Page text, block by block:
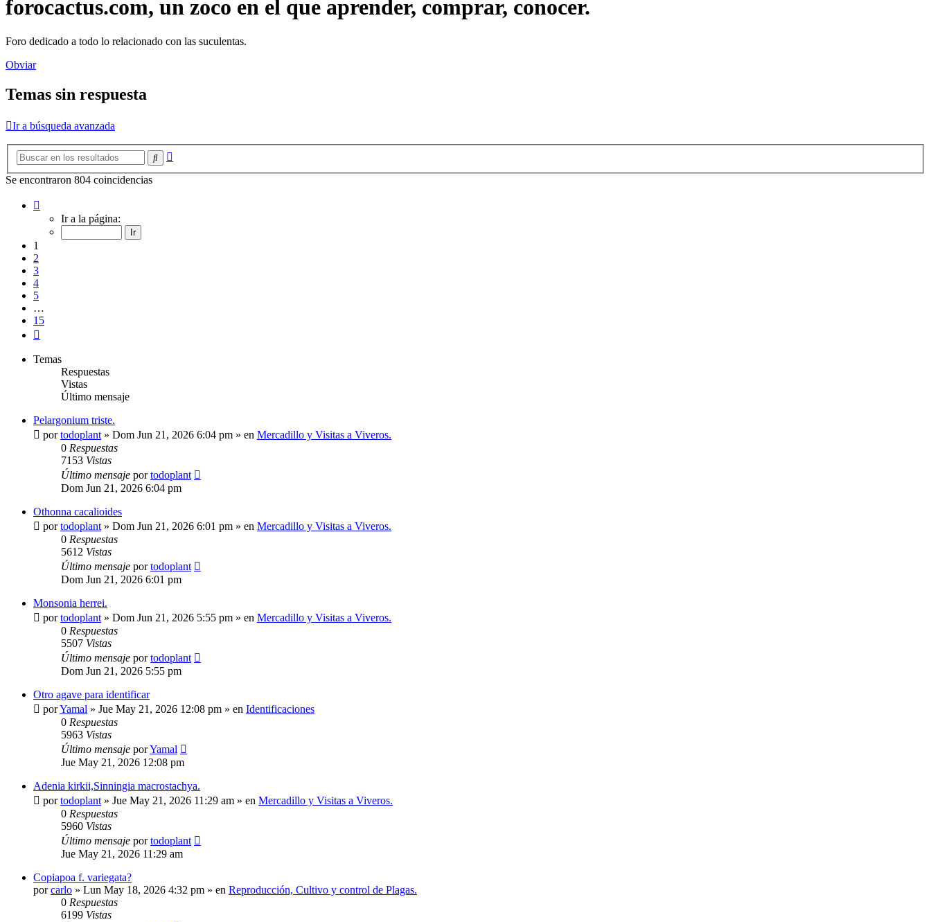
forocactus.com, un zoco en el que aprender, comprar, conocer.
Foro dedicado a todo lo relacionado con las suculentas.
Obviar
Temas sin respuesta
Ir a búsqueda avanzada
Buscar
Se encontraron 804 coincidencias
Ir a la página:
1
2
3
4
5
…
15
Temas
Respuestas
Vistas
Último mensaje
Pelargonium triste.
portodoplant » Dom Jun 21, 2026 6:04 pm » en Mercadillo y Visitas a Viveros.
0 Respuestas
7153 Vistas
Último mensaje portodoplant
Dom Jun 21, 2026 6:04 pm
Othonna cacalioides
portodoplant » Dom Jun 21, 2026 6:01 pm » en Mercadillo y Visitas a Viveros.
0 Respuestas
5612 Vistas
Último mensaje portodoplant
Dom Jun 21, 2026 6:01 pm
Monsonia herrei.
portodoplant » Dom Jun 21, 2026 5:55 pm » en Mercadillo y Visitas a Viveros.
0 Respuestas
5507 Vistas
Último mensaje portodoplant
Dom Jun 21, 2026 5:55 pm
Otro agave para identificar
porYamal » Jue May 21, 2026 12:08 pm » en Identificaciones
0 Respuestas
5963 Vistas
Último mensaje porYamal
Jue May 21, 2026 12:08 pm
Adenia kirkii,Sinningia macrostachya.
portodoplant » Jue May 21, 2026 11:29 am » en Mercadillo y Visitas a Viveros.
0 Respuestas
5960 Vistas
Último mensaje portodoplant
Jue May 21, 2026 11:29 am
Copiapoa f. variegata?
porcarlo » Lun May 18, 2026 4:32 pm » en Reproducción, Cultivo y control de Plagas.
0 Respuestas
6199 Vistas